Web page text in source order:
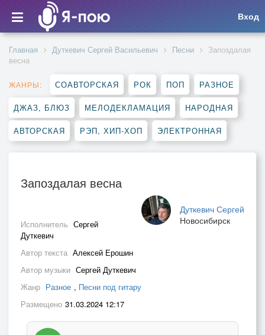
Вход
Главная Дуткевич Сергей Васильевич Песни
Запоздалая
весна
ЖАНРЫ: СОАВТОРСКАЯ РОК ПОП РАЗНОЕ
ДЖАЗ, БЛЮЗ МЕЛОДЕКЛАМАЦИЯ НАРОДНАЯ
АВТОРСКАЯ РЭП, ХИП-ХОП ЭЛЕКТРОННАЯ
Запоздалая весна
Дуткевич Сергей
Новосибирск
Исполнитель Сергей
Дуткевич
Автор текста Алексей Ерошин
Автор музыки Сергей Дуткевич
Жанр Разное , Песни под гитару
Размещено 31.03.2024 12:17